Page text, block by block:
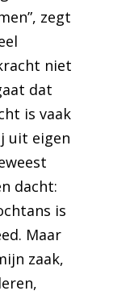
zegt
niet
dat
is vaak
uit eigen
dacht:
is
Maar
zaak,